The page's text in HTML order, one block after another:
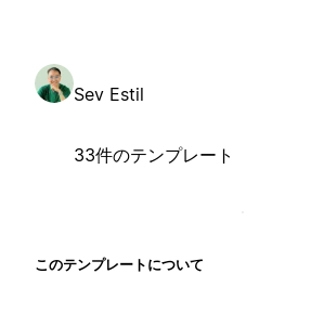
Sev Estil
33件のテンプレート
このテンプレートについて